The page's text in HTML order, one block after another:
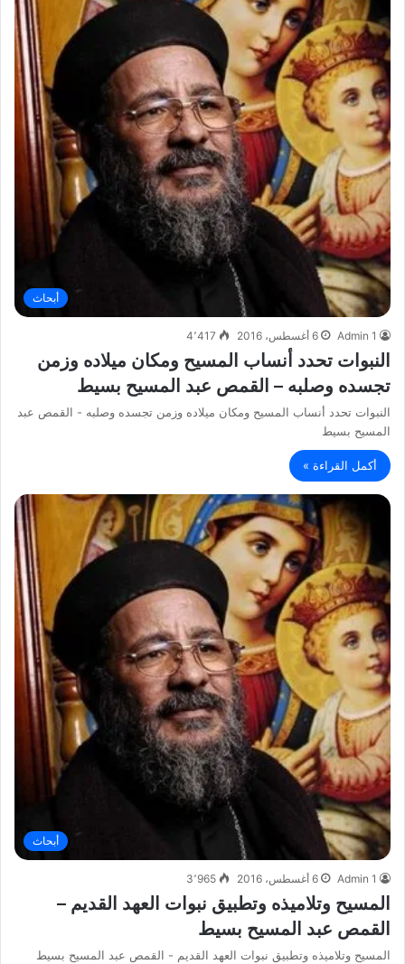
أبحاث
Admin 1 6 أغسطس، 2016 4٬417
النبوات تحدد أنساب المسيح ومكان ميلاده وزمن
تجسده وصلبه – القمص عبد المسيح بسيط
النبوات تحدد أنساب المسيح ومكان ميلاده وزمن تجسده وصلبه - القمص عبد
المسيح بسيط
أكمل القراءة »
أبحاث
Admin 1 6 أغسطس، 2016 3٬965
المسيح وتلاميذه وتطبيق نبوات العهد القديم –
القمص عبد المسيح بسيط
المسيح وتلاميذه وتطبيق نبوات العهد القديم - القمص عبد المسيح بسيط